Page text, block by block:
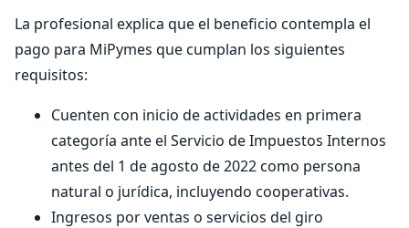
La profesional explica que el beneficio contempla el
pago para MiPymes que cumplan los siguientes
requisitos:
Cuenten con inicio de actividades en primera
categoría ante el Servicio de Impuestos Internos
antes del 1 de agosto de 2022 como persona
natural o jurídica, incluyendo cooperativas.
Ingresos por ventas o servicios del giro